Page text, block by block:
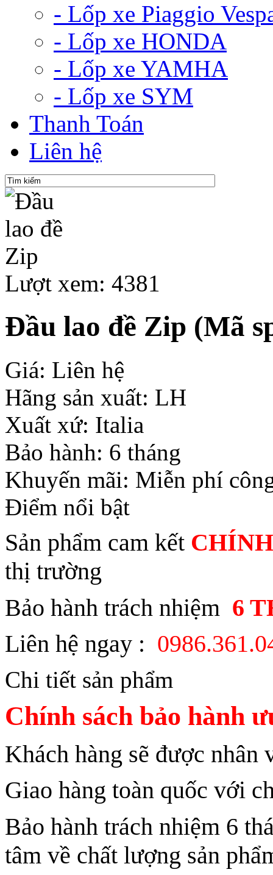
- Lốp xe Piaggio
- Lốp xe HONDA
- Lốp xe YAMHA
- Lốp xe SYM
Thanh Toán
Liên hệ
Lượt xem: 4381
Đầu lao đề Zip (Mã
Giá: Liên hệ
Hãng sản xuất: LH
Xuất xứ: Italia
Bảo hành: 6 tháng
Khuyến mãi: Miễn phí
Điểm nổi bật
Sản phẩm cam kết
thị trường
Bảo hành trách nhiệm 6
Liên hệ ngay :
Chi tiết sản phẩm
Chính sách bảo hành
Khách hàng sẽ được
Giao hàng toàn quốc với
Bảo hành trách nhiệm 6
tâm về chất lượng sản